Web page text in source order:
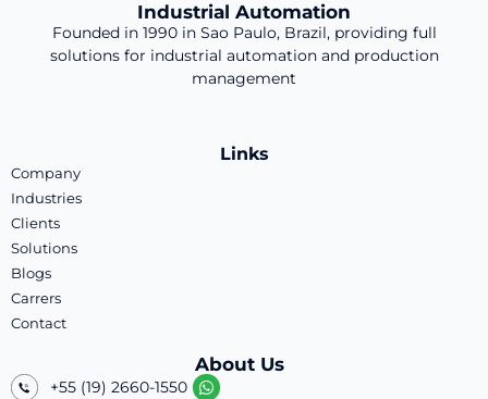
Industrial Automation
Founded in 1990 in Sao Paulo, Brazil, providing full
solutions for industrial automation and production
management
Links
Company
Industries
Clients
Solutions
Blogs
Carrers
Contact
About Us
+55 (19) 2660-1550